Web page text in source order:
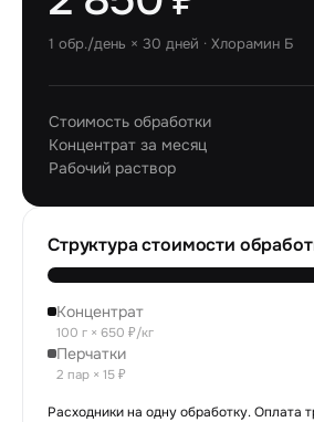
1 обр./день × 30 дней · Хлорамин Б
Стоимость обработки
Концентрат за месяц
Рабочий раствор
Структура стоимости
Концентрат
100 г × 650 ₽/кг
Перчатки
2 пар × 15 ₽
Расходники на одну обработку. Оплата